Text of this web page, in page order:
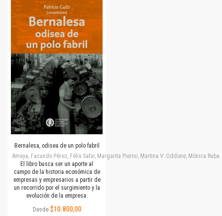
Bernalesa, odisea de un polo fabril
Amaya, Facundo Pérez, Félix Safar, Margarita Pierini, Martina V. Oddone, Mónica
El libro busca ser un aporte al
campo de la historia económica de
empresas y empresarios a partir de
un recorrido por el surgimiento y la
evolución de la empresa.
Desde $10.800,00